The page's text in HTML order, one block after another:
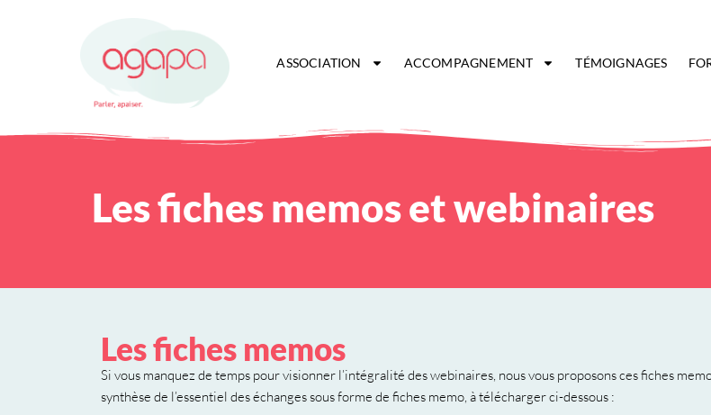
ASSOCIATION ACCOMPAGNEMENT TÉMOIGNAGES
Les fiches memos et webinaires
Les fiches memos
Si vous manquez de temps pour visionner l’intégralité des webinaires, nous vous proposons ces fiches
synthèse de l’essentiel des échanges sous forme de fiches memo, à télécharger ci-dessous :